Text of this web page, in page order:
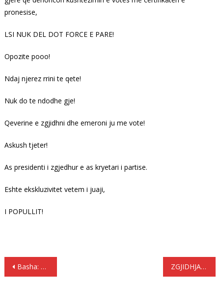
pronesise,
LSI NUK DEL DOT FORCE E PARE!
Opozite pooo!
Ndaj njerez rrini te qete!
Nuk do te ndodhe gje!
Qeverine e zgjidhni dhe emeroni ju me vote!
Askush tjeter!
As presidenti i zgjedhur e as kryetari i partise.
Eshte ekskluzivitet vetem i juaji,
I POPULLIT!
Lëvizje
Basha: Takim i jashtëzakonshëm me Presidentin Trump ZGJIDHJA APELON: BOJKOTONI 25 QERSHORIN!